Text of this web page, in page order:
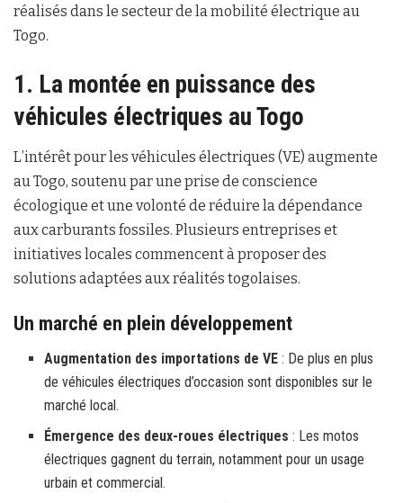
réalisés dans le secteur de la mobilité électrique au
Togo.
1. La montée en puissance des
véhicules électriques au Togo
L’intérêt pour les véhicules électriques (VE) augmente
au Togo, soutenu par une prise de conscience
écologique et une volonté de réduire la dépendance
aux carburants fossiles. Plusieurs entreprises et
initiatives locales commencent à proposer des
solutions adaptées aux réalités togolaises.
Un marché en plein développement
Augmentation des importations de VE : De plus en plus
de véhicules électriques d’occasion sont disponibles sur le
marché local.
Émergence des deux-roues électriques : Les motos
électriques gagnent du terrain, notamment pour un usage
urbain et commercial.